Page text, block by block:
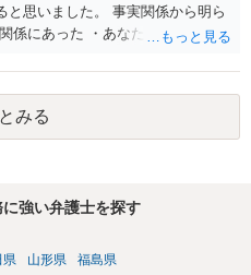
と思いました。 事実関係から明ら
係にあった ・あなたから相手に金
貸したかもしれないが、不法原因
報だけからは、不法原因給付であ
した。 不貞当事者間での貸金だか
ではありません。 あなたが性行為
みる
強い弁護士を探す
県 山形県 福島県